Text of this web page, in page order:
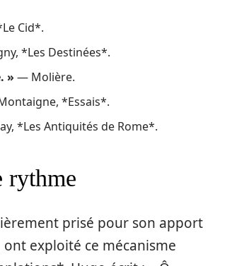
Cid*.
*Les Destinées*.
» — Molière.
*Essais*.
*Les Antiquités de Rome*.
rythme
prisé pour son apport
ont exploité ce mécanisme